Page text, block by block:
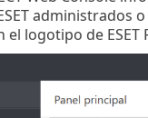
administrados o
el logotipo de